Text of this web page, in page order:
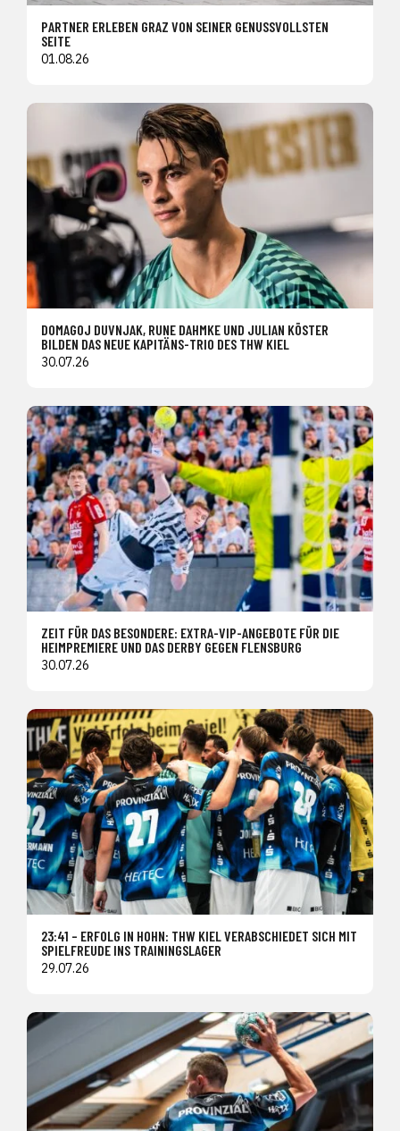
PARTNER ERLEBEN GRAZ VON SEINER GENUSSVOLLSTEN
SEITE
01.08.26
DOMAGOJ DUVNJAK, RUNE DAHMKE UND JULIAN KÖSTER
BILDEN DAS NEUE KAPITÄNS-TRIO DES THW KIEL
30.07.26
ZEIT FÜR DAS BESONDERE: EXTRA-VIP-ANGEBOTE FÜR DIE
HEIMPREMIERE UND DAS DERBY GEGEN FLENSBURG
30.07.26
23:41 – ERFOLG IN HOHN: THW KIEL VERABSCHIEDET SICH MIT
SPIELFREUDE INS TRAININGSLAGER
29.07.26